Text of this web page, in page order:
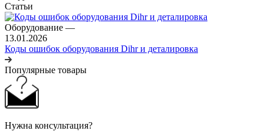
Статьи
Оборудование —
13.01.2026
Коды ошибок оборудования Dihr и деталировка
Популярные товары
Нужна консультация?